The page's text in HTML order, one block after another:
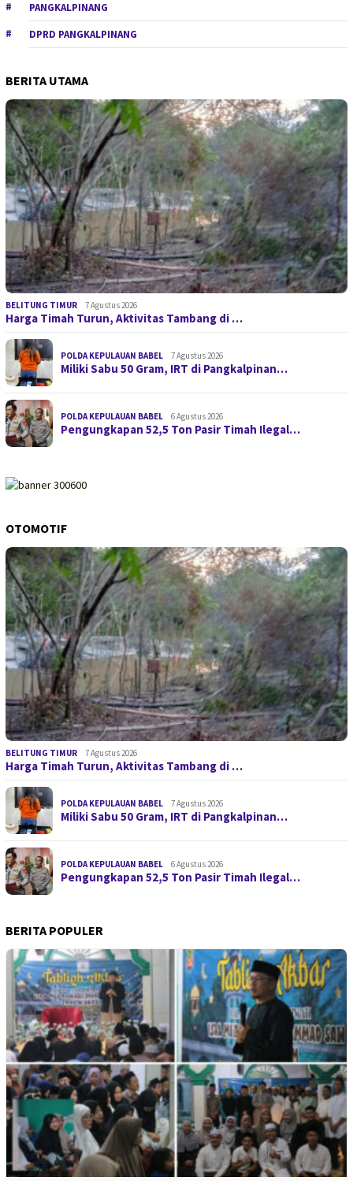
PANGKALPINANG
DPRD PANGKALPINANG
BERITA UTAMA
BELITUNG TIMUR 7 Agustus 2026
Harga Timah Turun, Aktivitas Tambang di …
POLDA KEPULAUAN BABEL 7 Agustus 2026
Miliki Sabu 50 Gram, IRT di Pangkalpinan…
POLDA KEPULAUAN BABEL 6 Agustus 2026
Pengungkapan 52,5 Ton Pasir Timah Ilegal…
OTOMOTIF
BELITUNG TIMUR 7 Agustus 2026
Harga Timah Turun, Aktivitas Tambang di …
POLDA KEPULAUAN BABEL 7 Agustus 2026
Miliki Sabu 50 Gram, IRT di Pangkalpinan…
POLDA KEPULAUAN BABEL 6 Agustus 2026
Pengungkapan 52,5 Ton Pasir Timah Ilegal…
BERITA POPULER